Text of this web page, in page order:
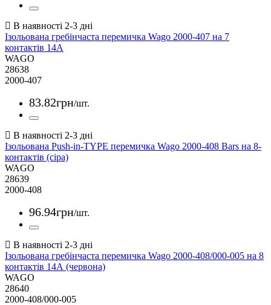
Ізольована гребінчаста перемичка Wago 2000-407 на 7
контактів 14А
WAGO
28638
2000-407
83.82грн/шт.
Ізольована Push-in-TYPE перемичка Wago 2000-408 Bars на 8-
контактів (сіра)
WAGO
28639
2000-408
96.94грн/шт.
Ізольована гребінчаста перемичка Wago 2000-408/000-005 на 8
контактів 14А (червона)
WAGO
28640
2000-408/000-005